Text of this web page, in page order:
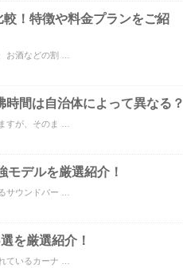
！特徴や料金プランをご紹
お酒などの割 …
間は自治体によって異なる？
すが、そのま …
デルを厳選紹介！
サウンドバー …
を厳選紹介！
ているカーナ …